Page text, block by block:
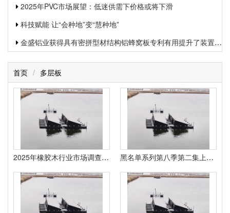
2025年PVC市场展望：低迷供需下价格或将下滑
科技赋能 让“会种地”变“慧种地”
金盛铝业获得具有密拼型材结构铝蜂窝板专利有用提升了装置功率和装置质量
首页 / 多层板
2025年橡胶木行业市场调查与研究及发展的新趋势分析 黑名单系列第八季第二集上游布局